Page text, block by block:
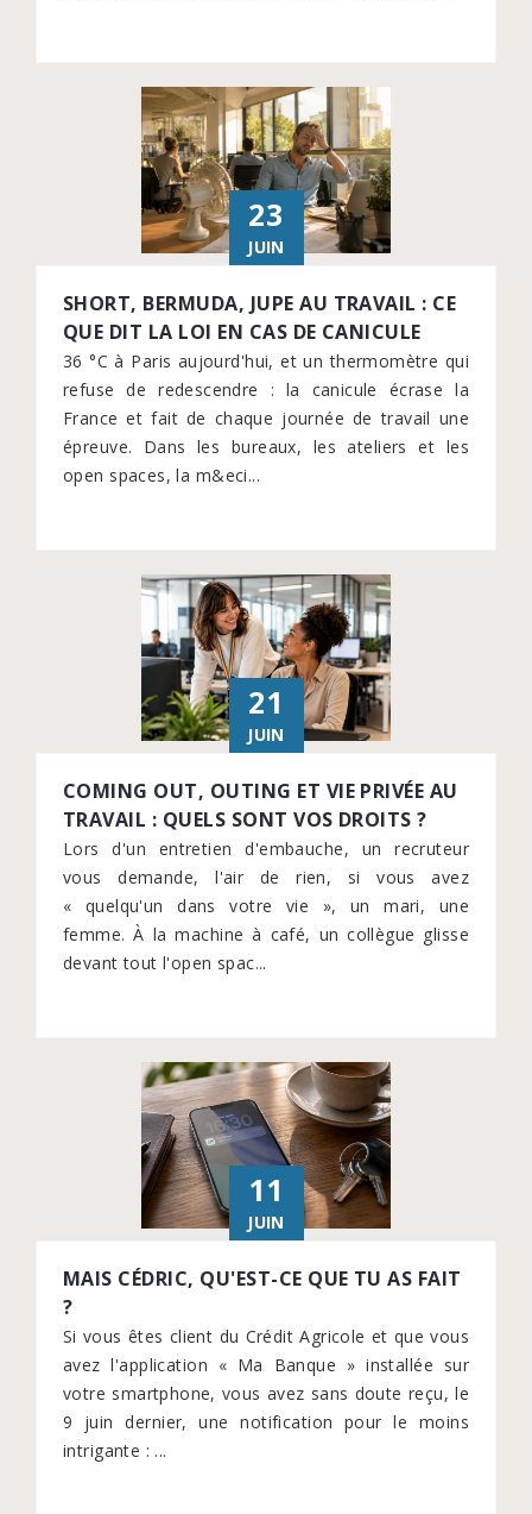
23
JUIN
SHORT, BERMUDA, JUPE AU TRAVAIL : CE
QUE DIT LA LOI EN CAS DE CANICULE
36 °C à Paris aujourd'hui, et un thermomètre qui
refuse de redescendre : la canicule écrase la
France et fait de chaque journée de travail une
épreuve. Dans les bureaux, les ateliers et les
open spaces, la m&eci...
21
JUIN
COMING OUT, OUTING ET VIE PRIVÉE AU
TRAVAIL : QUELS SONT VOS DROITS ?
Lors d'un entretien d'embauche, un recruteur
vous demande, l'air de rien, si vous avez
« quelqu'un dans votre vie », un mari, une
femme. À la machine à café, un collègue glisse
devant tout l'open spac...
11
JUIN
MAIS CÉDRIC, QU'EST-CE QUE TU AS FAIT
?
Si vous êtes client du Crédit Agricole et que vous
avez l'application « Ma Banque » installée sur
votre smartphone, vous avez sans doute reçu, le
9 juin dernier, une notification pour le moins
intrigante : ...